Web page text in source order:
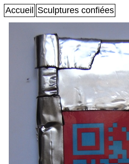
Accueil Sculptures confiées